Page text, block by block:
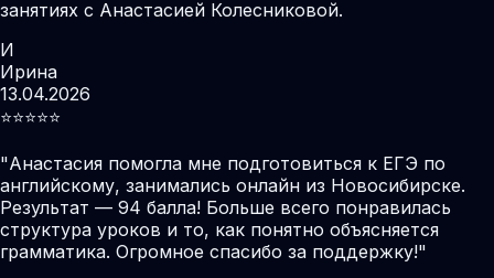
занятиях с Анастасией Колесниковой.
И
Ирина
13.04.2026
⭐️⭐️⭐️⭐️⭐️
"Анастасия помогла мне подготовиться к ЕГЭ по
английскому, занимались онлайн из Новосибирске.
Результат — 94 балла! Больше всего понравилась
структура уроков и то, как понятно объясняется
грамматика. Огромное спасибо за поддержку!"